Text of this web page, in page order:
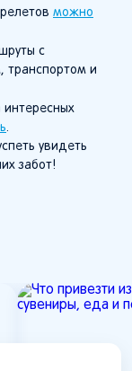
можно
с
транспортом и
.
увидеть
забот!